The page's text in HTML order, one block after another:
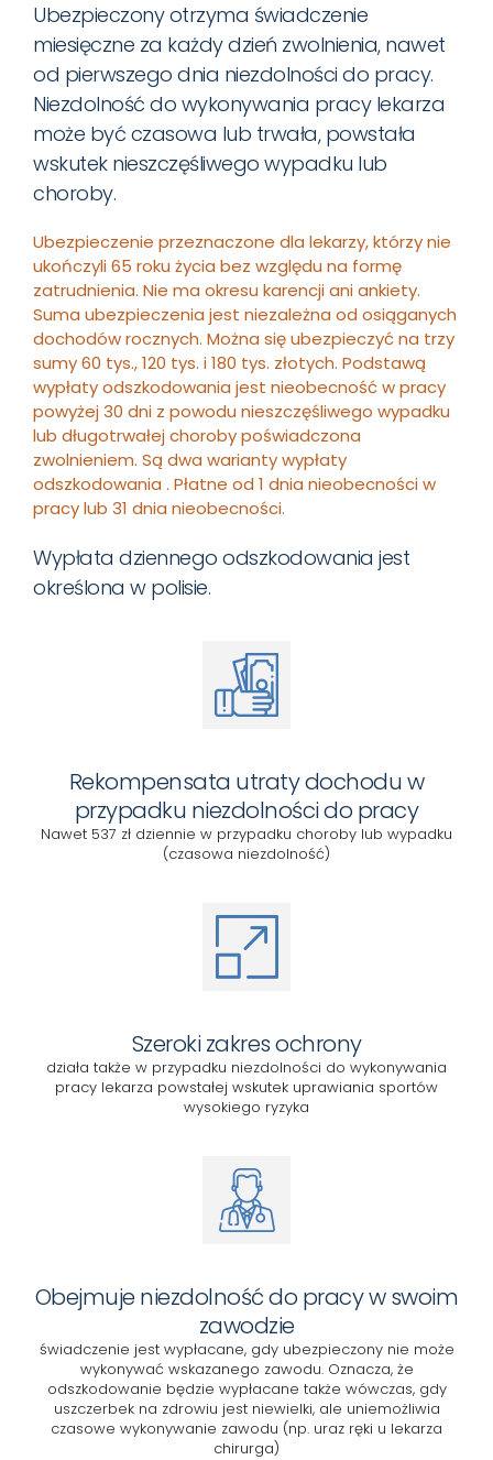
Ubezpieczony otrzyma świadczenie
miesięczne za każdy dzień zwolnienia, nawet
od pierwszego dnia niezdolności do pracy.
Niezdolność do wykonywania pracy lekarza
może być czasowa lub trwała, powstała
wskutek nieszczęśliwego wypadku lub
choroby.
Ubezpieczenie przeznaczone dla lekarzy, którzy nie
ukończyli 65 roku życia bez względu na formę
zatrudnienia. Nie ma okresu karencji ani ankiety.
Suma ubezpieczenia jest niezależna od osiąganych
dochodów rocznych. Można się ubezpieczyć na trzy
sumy 60 tys., 120 tys. i 180 tys. złotych. Podstawą
wypłaty odszkodowania jest nieobecność w pracy
powyżej 30 dni z powodu nieszczęśliwego wypadku
lub długotrwałej choroby poświadczona
zwolnieniem. Są dwa warianty wypłaty
odszkodowania . Płatne od 1 dnia nieobecności w
pracy lub 31 dnia nieobecności.
Wypłata dziennego odszkodowania jest
określona w polisie.
Rekompensata utraty dochodu w
przypadku niezdolności do pracy
Nawet 537 zł dziennie w przypadku choroby lub wypadku
(czasowa niezdolność)
Szeroki zakres ochrony
działa także w przypadku niezdolności do wykonywania
pracy lekarza powstałej wskutek uprawiania sportów
wysokiego ryzyka
Obejmuje niezdolność do pracy w swoim
zawodzie
świadczenie jest wypłacane, gdy ubezpieczony nie może
wykonywać wskazanego zawodu. Oznacza, że
odszkodowanie będzie wypłacane także wówczas, gdy
uszczerbek na zdrowiu jest niewielki, ale uniemożliwia
czasowe wykonywanie zawodu (np. uraz ręki u lekarza
chirurga)